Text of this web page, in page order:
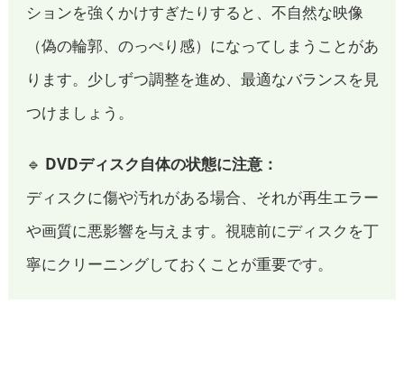
ションを強くかけすぎたりすると、不自然な映像
（偽の輪郭、のっぺり感）になってしまうことがあ
ります。少しずつ調整を進め、最適なバランスを見
つけましょう。
🔹 DVDディスク自体の状態に注意：
ディスクに傷や汚れがある場合、それが再生エラー
や画質に悪影響を与えます。視聴前にディスクを丁
寧にクリーニングしておくことが重要です。